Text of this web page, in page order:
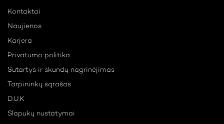
Kontaktai
Naujienos
Karjera
Privatumo politika
Sutartys ir skundų nagrinėjimas
Tarpininkų sąrašas
D.U.K
Slapukų nustatymai